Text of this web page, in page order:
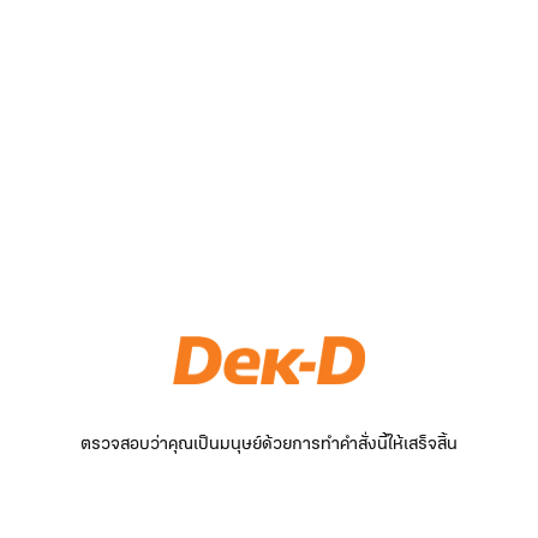
ตรวจสอบว่าคุณเป็นมนุษย์ด้วยการทำคำสั่งนี้ให้เสร็จสิ้น